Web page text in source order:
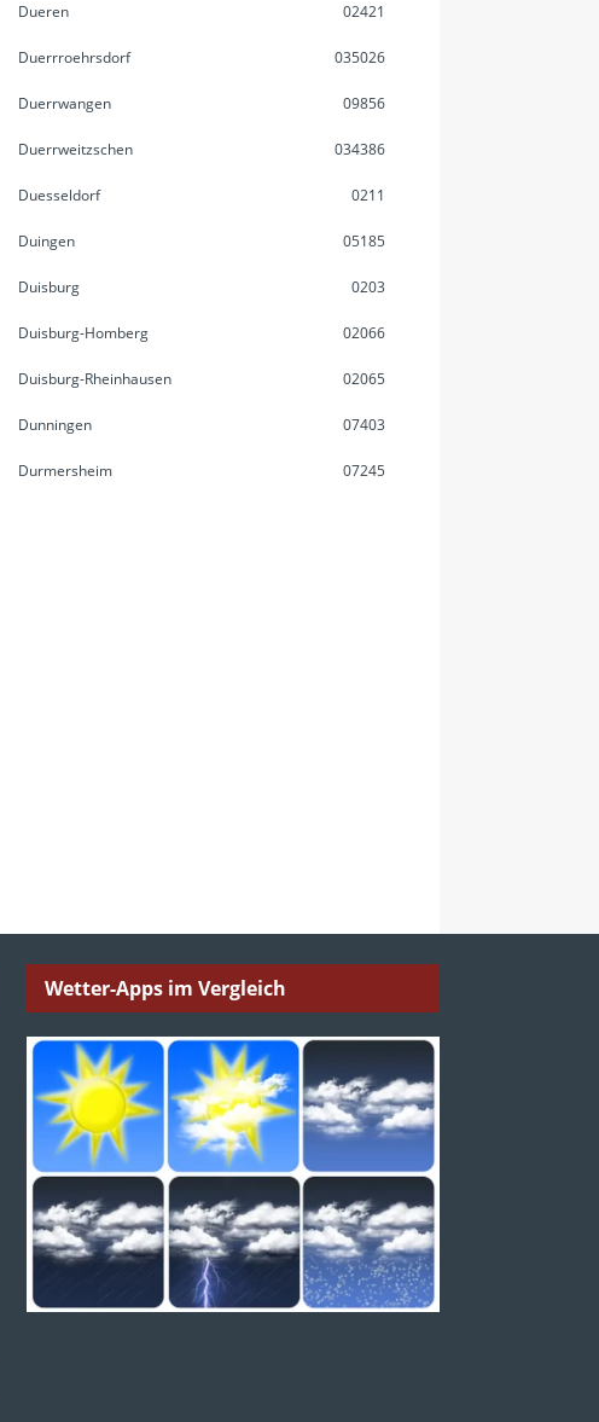
Dueren 02421
Duerrroehrsdorf 035026
Duerrwangen 09856
Duerrweitzschen 034386
Duesseldorf 0211
Duingen 05185
Duisburg 0203
Duisburg-Homberg 02066
Duisburg-Rheinhausen 02065
Dunningen 07403
Durmersheim 07245
Wetter-Apps im Vergleich